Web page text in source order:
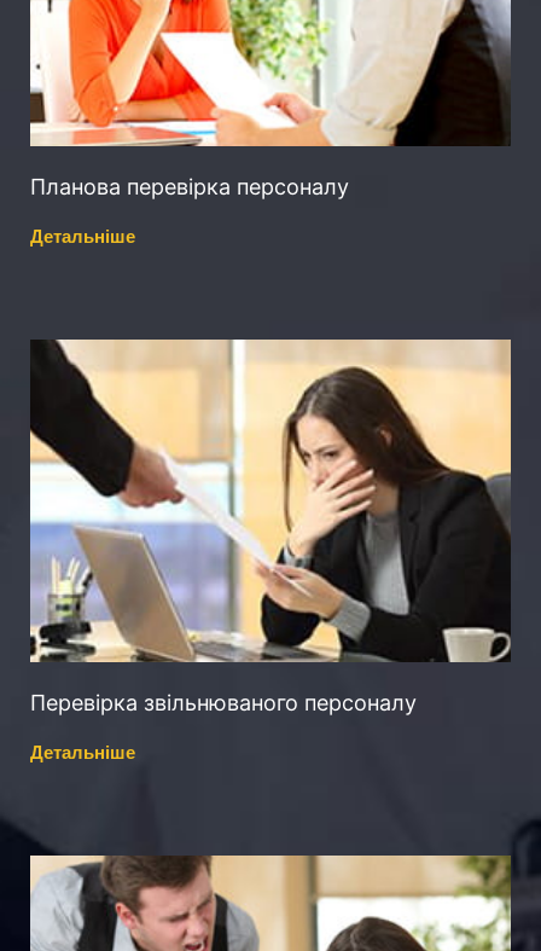
Планова перевірка персоналу
Детальніше
Перевірка звільнюваного персоналу
Детальніше